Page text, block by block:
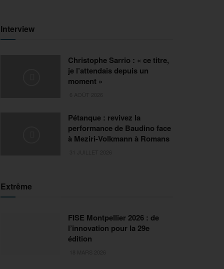
Interview
Christophe Sarrio : « ce titre,
je l’attendais depuis un
moment »
Pétanque : revivez la
performance de Baudino face
à Meziri-Volkmann à Romans
Extrême
FISE Montpellier 2026 : de
l’innovation pour la 29e
édition